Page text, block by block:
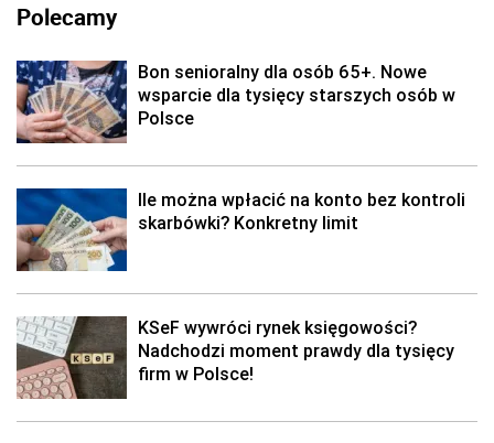
Polecamy
Bon senioralny dla osób 65+. Nowe
wsparcie dla tysięcy starszych osób w
Polsce
Ile można wpłacić na konto bez kontroli
skarbówki? Konkretny limit
KSeF wywróci rynek księgowości?
Nadchodzi moment prawdy dla tysięcy
firm w Polsce!